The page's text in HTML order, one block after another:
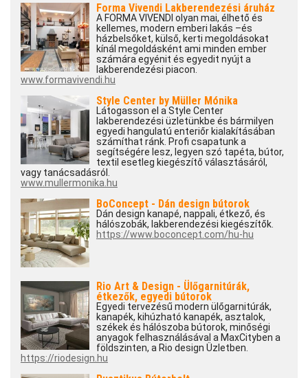
Forma Vivendi Lakberendezési áruház
A FORMA VIVENDI olyan mai, élhető és
kellemes, modern emberi lakás –és
házbelsőket, külső, kerti megoldásokat
kínál megoldásként ami minden ember
számára egyénit és egyedit nyújt a
lakberendezési piacon.
www.formavivendi.hu
Style Center by Müller Mónika
Látogasson el a Style Center
lakberendezési üzletünkbe és bármilyen
egyedi hangulatú enteriőr kialakításában
számíthat ránk. Profi csapatunk a
segítségére lesz, legyen szó tapéta, bútor,
textil esetleg kiegészítő választásáról,
vagy tanácsadásról.
www.mullermonika.hu
BoConcept - Dán design bútorok
Dán design kanapé, nappali, étkező, és
hálószobák, lakberendezési kiegészítők.
https://www.boconcept.com/hu-hu
Rio Art & Design - Ülőgarnitúrák,
étkezők, egyedi bútorok
Egyedi tervezésű modern ülőgarnitúrák,
kanapék, kihúzható kanapék, asztalok,
székek és hálószoba bútorok, minőségi
anyagok felhasználásával a MaxCityben a
földszinten, a Rio design Üzletben.
https://riodesign.hu